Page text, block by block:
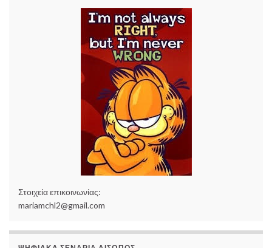
Στοιχεία επικοινωνίας:
mariamchl2@gmail.com